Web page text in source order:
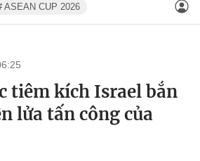
ASEAN CUP 2026
tiêm kích Israel bắn
lửa tấn công của